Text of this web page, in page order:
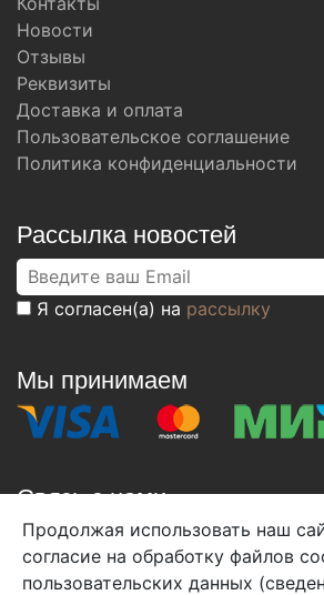
Новости
Отзывы
Реквизиты
Доставка и оплата
Пользовательское соглашение
Политика конфиденциальности
Рассылка новостей
Я согласен(а) на рассылку
Мы принимаем
Связь с нами
+7 (495) 933-38-08
info@arben-textile.ru- оптовые
Продолжая использовать наш
согласие на обработку файлов
пользовательских данных